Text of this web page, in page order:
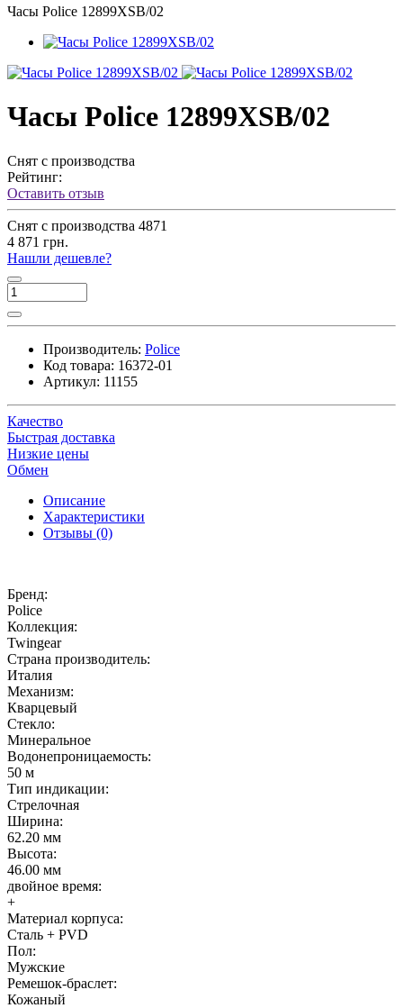
Часы Police 12899XSB/02
Часы Police 12899XSB/02
Снят с производства
Рейтинг:
Оставить отзыв
Снят с производства 4871
4 871 грн.
Нашли дешевле?
Производитель: Police
Код товара: 16372-01
Артикул: 11155
Качество
Быстрая доставка
Низкие цены
Обмен
Описание
Характеристики
Отзывы (0)
Бренд:
Police
Коллекция:
Twingear
Страна производитель:
Италия
Механизм:
Кварцевый
Стекло:
Минеральное
Водонепроницаемость:
50 м
Тип индикации:
Стрелочная
Ширина:
62.20 мм
Высота:
46.00 мм
двойное время:
+
Материал корпуса:
Сталь + PVD
Пол:
Мужские
Ремешок-браслет:
Кожаный